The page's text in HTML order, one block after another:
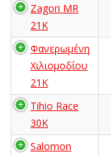
Zagori MR
21K
Φανερωμένη
Χιλιομοδίου
21Κ
Tihio Race
30K
Salomon